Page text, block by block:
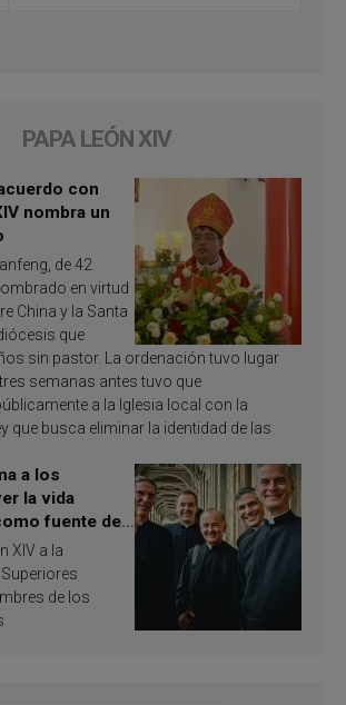
PAPA LEÓN XIV
con
nombra un
de 42
en virtud
China y la Santa
que
sin pastor. La ordenación tuvo lugar
semanas antes tuvo que
a la Iglesia local con la
que busca eliminar la identidad de las
a los
la vida
fuente de
XIV a la
de los